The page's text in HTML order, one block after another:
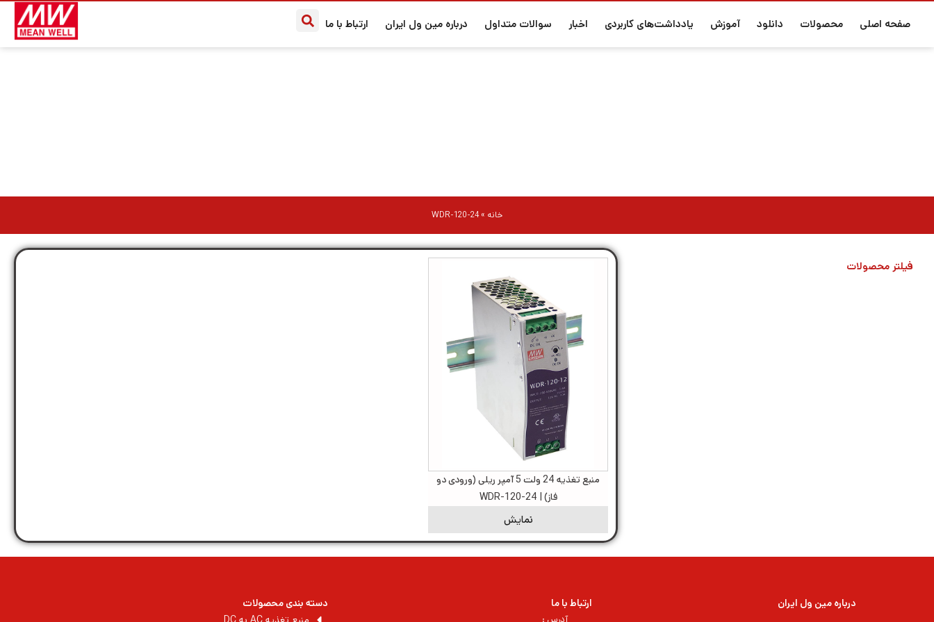
صفحه اصلی محصولات دانلود آموزش یادداشت‌های کاربردی اخبار سوالات متداول درباره مین ول ایران ارتباط با ما
خانه »
WDR-120-24
فیلتر محصولات
منبع تغذیه 24 ولت 5 آمپر ریلی (ورودی دو
فاز) | WDR-120-24
نمایش
درباره مین ول ایران
ارتباط با ما
دسته بندی محصولات